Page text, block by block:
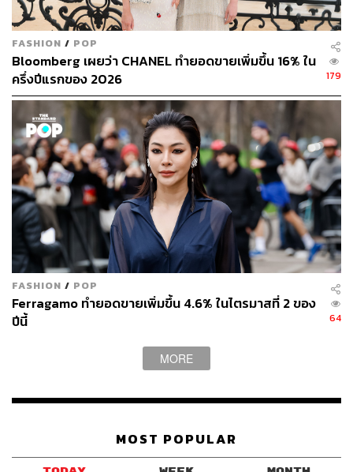
302
ABOUT THE AUTHOR
THE STANDARD WEALTH
สำนักข่าวเศรษฐกิจ ธุรกิจ และการลงทุน โดย
ทีมข่าว THE STANDARD
FASHION / POP
Bloomberg เผยว่า CHANEL ทำยอดขายเพิ่มขึ้น 16% ใน
ครึ่งปีแรกของ 2026
179
FASHION / POP
Ferragamo ทำยอดขายเพิ่มขึ้น 4.6% ในไตรมาสที่ 2 ของ
ปีนี้
64
MORE
MOST POPULAR